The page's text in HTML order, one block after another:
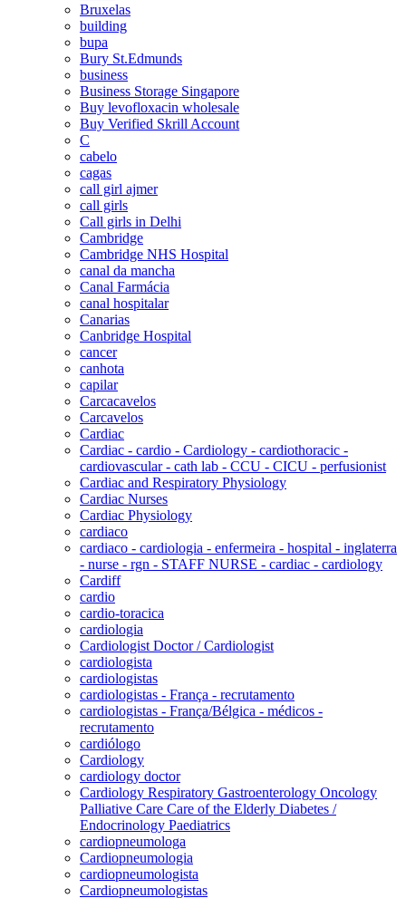
Bruxelas
building
bupa
Bury St.Edmunds
business
Business Storage Singapore
Buy levofloxacin wholesale
Buy Verified Skrill Account
C
cabelo
cagas
call girl ajmer
call girls
Call girls in Delhi
Cambridge
Cambridge NHS Hospital
canal da mancha
Canal Farmácia
canal hospitalar
Canarias
Canbridge Hospital
cancer
canhota
capilar
Carcacavelos
Carcavelos
Cardiac
Cardiac - cardio - Cardiology - cardiothoracic -
cardiovascular - cath lab - CCU - CICU - perfusionist
Cardiac and Respiratory Physiology
Cardiac Nurses
Cardiac Physiology
cardiaco
cardiaco - cardiologia - enfermeira - hospital - inglaterra
- nurse - rgn - STAFF NURSE - cardiac - cardiology
Cardiff
cardio
cardio-toracica
cardiologia
Cardiologist Doctor / Cardiologist
cardiologista
cardiologistas
cardiologistas - França - recrutamento
cardiologistas - França/Bélgica - médicos -
recrutamento
cardiólogo
Cardiology
cardiology doctor
Cardiology Respiratory Gastroenterology Oncology
Palliative Care Care of the Elderly Diabetes /
Endocrinology Paediatrics
cardiopneumologa
Cardiopneumologia
cardiopneumologista
Cardiopneumologistas